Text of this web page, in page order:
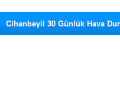
Cihanbeyli 30 Günlük Hava